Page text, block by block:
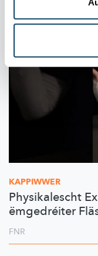
KAPPIWWER
Physikalescht
ëmgedréiter
FNR